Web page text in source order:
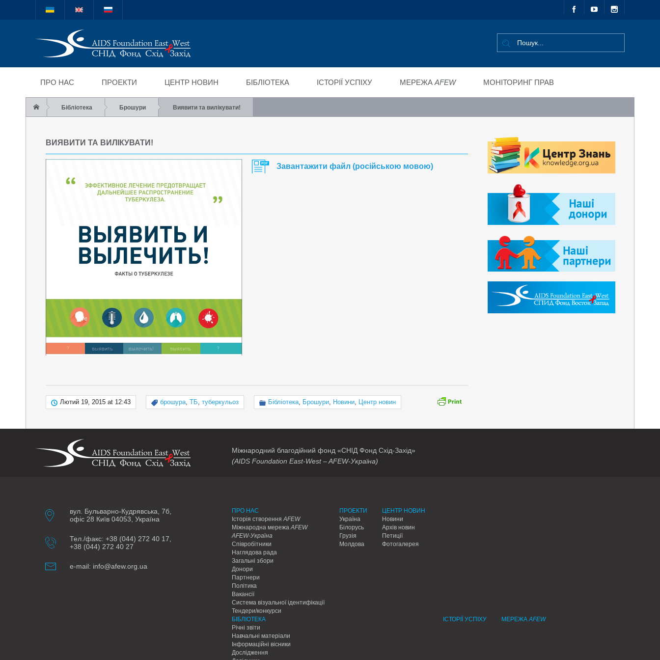
Міжнародний благодійний фонд
"СНІД Фонд Схід-Захід"
ПРО НАС ПРОЕКТИ ЦЕНТР НОВИН БІБЛІОТЕКА ІСТОРІЇ УСПІХУ МЕРЕЖА AFEW МОНІТОРИНГ ПРАВ
Бібліотека Брошури Виявити та вилікувати!
ВИЯВИТИ ТА ВИЛІКУВАТИ!
Завантажити файл (російською мовою)
Лютий 19, 2015 at 12:43 брошура, ТБ, туберкульоз Бібліотека, Брошури, Новини, Центр новин
Міжнародний благодійний фонд «СНІД Фонд Схід-Захід»
(AIDS Foundation East-West – AFEW-Україна)
вул. Бульварно-Кудрявська, 7б,
офіс 28 Київ 04053, Україна
Тел./факс: +38 (044) 272 40 17,
+38 (044) 272 40 27
e-mail: info@afew.org.ua
ПРО НАС
Історія створенняAFEW
Міжнародна мережаAFEW
AFEW-Україна
Співробітники
Наглядова рада
Загальні збори
Донори
Партнери
Політика
Вакансії
Система візуальної ідентифікації
Тендери/конкурси
ПРОЕКТИ
Україна
Білорусь
Грузія
Молдова
ЦЕНТР НОВИН
Новини
Архів новин
Петиції
Фотогалерея
БІБЛІОТЕКА
Річні звіти
Навчальні матеріали
Інформаційні вісники
Дослідження
ІСТОРІЇ УСПІХУ МЕРЕЖАAFEW